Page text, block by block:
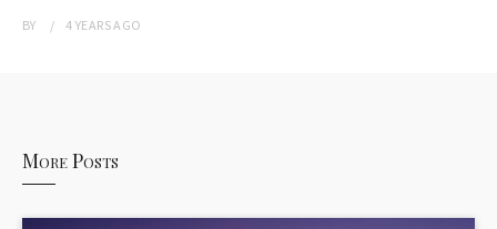
BY 4 YEARSAGO
More Posts